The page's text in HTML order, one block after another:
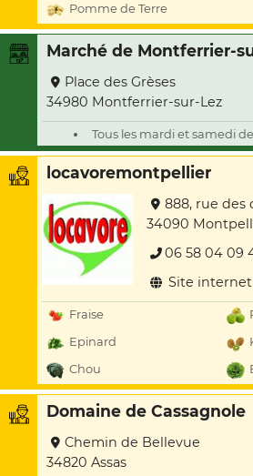
Pomme de Terre
Marché de Montferrier-
Place des Grèses
34980 Montferrier-sur-Lez
Tous les mardi et samedi
locavoremontpellier
888, rue des
34090
06 58 04 09
Site internet
Fraise
Epinard
Chou
Domaine de Cassagnole
Chemin de Bellevue
34820 Assas